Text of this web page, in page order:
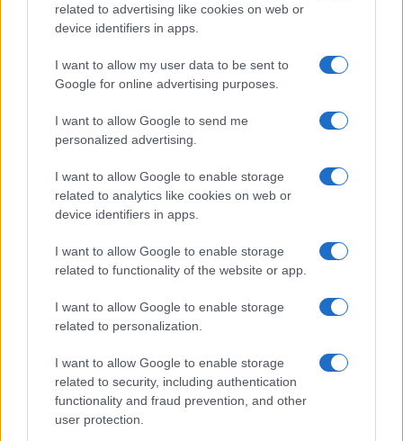
related to advertising like cookies on web or
device identifiers in apps.
I want to allow my user data to be sent to
Google for online advertising purposes.
I want to allow Google to send me
personalized advertising.
I want to allow Google to enable storage
related to analytics like cookies on web or
device identifiers in apps.
I want to allow Google to enable storage
related to functionality of the website or app.
I want to allow Google to enable storage
related to personalization.
I want to allow Google to enable storage
related to security, including authentication
functionality and fraud prevention, and other
user protection.
migliore. Gradualmente, l’Italia potrebbe
elaborare un apparato ibrido sulla falsariga di
quello olandese. Per esempio, i cittadini
potrebbero stipulare assicurazioni private – in
un’ottica di libero mercato – a fronte di una
importante diminuzione delle tasse (tanto per fare
sarebbero destinati al SSN). Col pagamento di una
franchigia annuale straordinaria di poche
prestazioni non convenzionate. I player privati,
essendo motivati dal profitto, troverebbero
incentivo nell’offrire il miglior servizio possibile al
miglior prezzo per attrarre maggiore clientela. I
conti dello Stato ne gioverebbero in grandissima
misura, poiché verrebbe meno una grandissima
fetta dei costi che gravano sulla spesa pubblica.